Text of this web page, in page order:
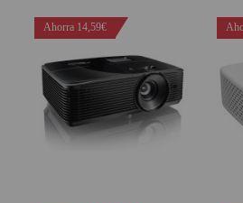
Ahorra 14,59€